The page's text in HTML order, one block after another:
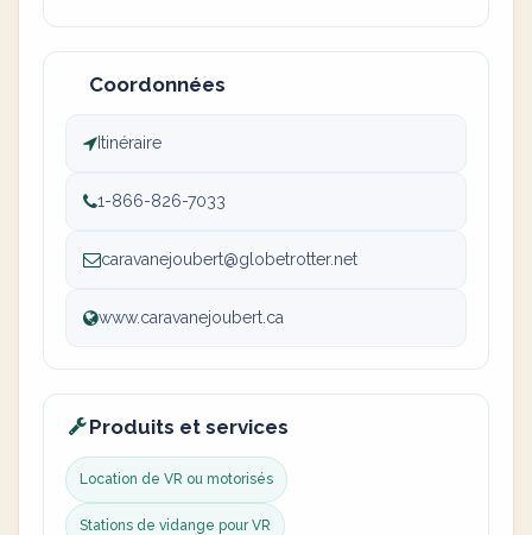
Coordonnées
Itinéraire
1-866-826-7033
caravanejoubert@globetrotter.net
www.caravanejoubert.ca
Produits et services
Location de VR ou motorisés
Stations de vidange pour VR